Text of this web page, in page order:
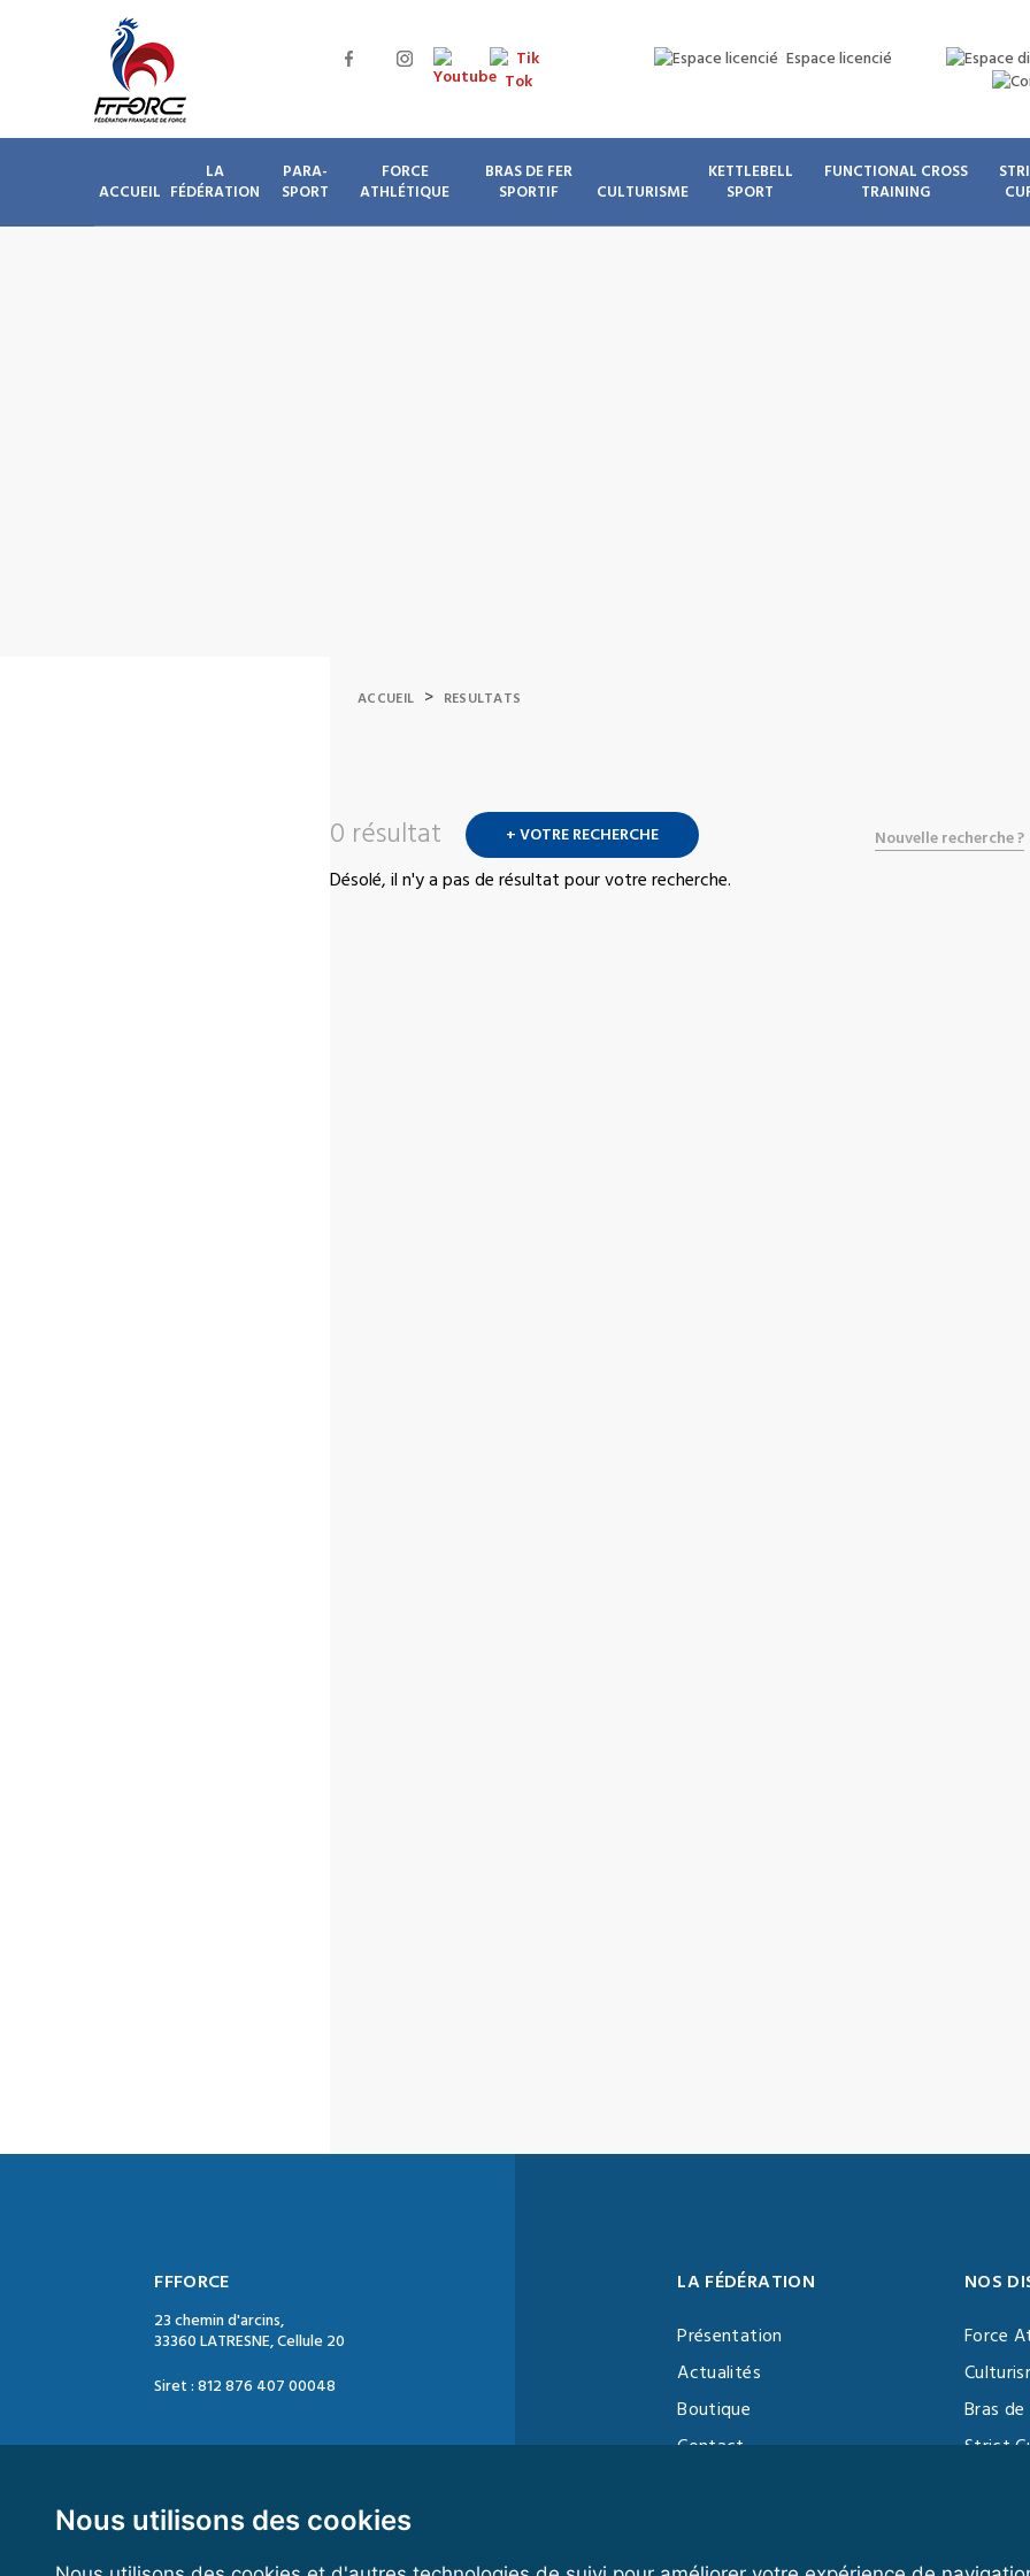
Nous utilisons des cookies
Espace licencié
ACCUEIL
LA
FÉDÉRATION
PARA-
SPORT
FORCE
ATHLÉTIQUE
BRAS DE FER
SPORTIF
CULTURISME
KETTLEBELL
SPORT
FUNCTIONAL CROSS
TRAINING
ACCUEIL > RESULTATS
0 résultat + VOTRE RECHERCHE Nouvelle recherche ?
Désolé, il n'y a pas de résultat pour votre recherche.
FFFORCE
23 chemin d'arcins,
33360 LATRESNE, Cellule 20
Siret : 812 876 407 00048
Mail : contact@ffforce.fr
LA FÉDÉRATION
Présentation
Actualités
Boutique
Contact
NOS
Force
Bras
Strict